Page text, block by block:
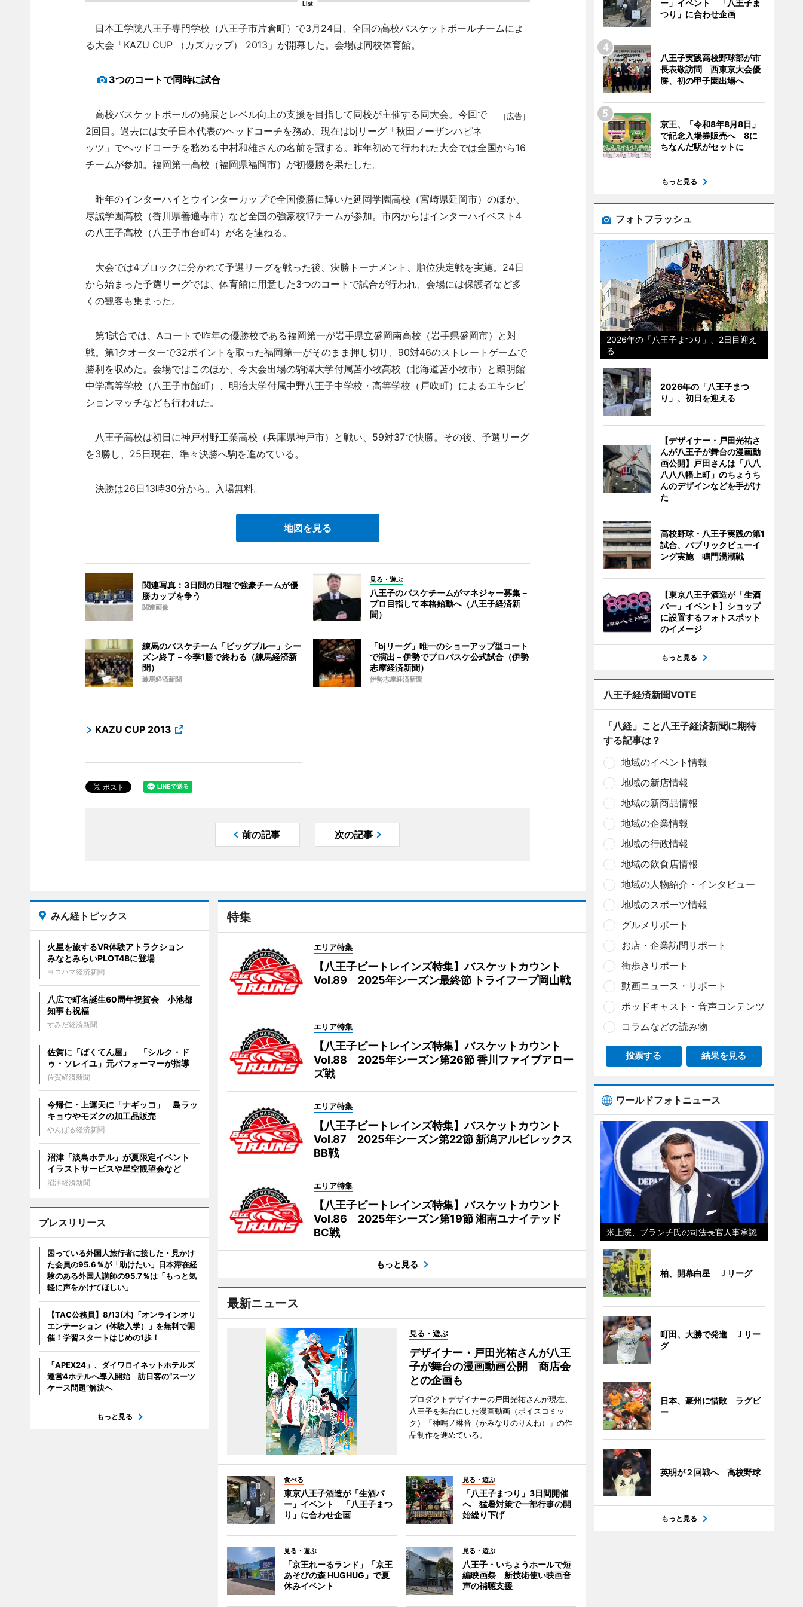
List
日本工学院八王子専門学校（八王子市片倉町）で3月24日、全国の高校バスケットボールチームによ
る大会「KAZU CUP （カズカップ） 2013」が開幕した。会場は同校体育館。
3つのコートで同時に試合
［広告］
高校バスケットボールの発展とレベル向上の支援を目指して同校が主催する同大会。今回で
2回目。過去には女子日本代表のヘッドコーチを務め、現在はbjリーグ「秋田ノーザンハピネ
ッツ」でヘッドコーチを務める中村和雄さんの名前を冠する。昨年初めて行われた大会では全国から16
チームが参加。福岡第一高校（福岡県福岡市）が初優勝を果たした。
昨年のインターハイとウインターカップで全国優勝に輝いた延岡学園高校（宮崎県延岡市）のほか、
尽誠学園高校（香川県善通寺市）など全国の強豪校17チームが参加。市内からはインターハイベスト4
の八王子高校（八王子市台町4）が名を連ねる。
大会では4ブロックに分かれて予選リーグを戦った後、決勝トーナメント、順位決定戦を実施。24日
から始まった予選リーグでは、体育館に用意した3つのコートで試合が行われ、会場には保護者など多
くの観客も集まった。
第1試合では、Aコートで昨年の優勝校である福岡第一が岩手県立盛岡南高校（岩手県盛岡市）と対
戦。第1クオーターで32ポイントを取った福岡第一がそのまま押し切り、90対46のストレートゲームで
勝利を収めた。会場ではこのほか、今大会出場の駒澤大学付属苫小牧高校（北海道苫小牧市）と穎明館
中学高等学校（八王子市館町）、明治大学付属中野八王子中学校・高等学校（戸吹町）によるエキシビ
ションマッチなども行われた。
八王子高校は初日に神戸村野工業高校（兵庫県神戸市）と戦い、59対37で快勝。その後、予選リーグ
を3勝し、25日現在、準々決勝へ駒を進めている。
決勝は26日13時30分から。入場無料。
地図を見る
関連写真：3日間の日程で強豪チームが優
勝カップを争う
関連画像
見る・遊ぶ
八王子のバスケチームがマネジャー募集－
プロ目指して本格始動へ（八王子経済新
聞）
練馬のバスケチーム「ビッグブルー」シー
ズン終了－今季1勝で終わる（練馬経済新
聞）
練馬経済新聞
「bjリーグ」唯一のショーアップ型コート
で演出－伊勢でプロバスケ公式試合（伊勢
志摩経済新聞）
伊勢志摩経済新聞
KAZU CUP 2013
前の記事 次の記事
特集
エリア特集
【八王子ビートレインズ特集】バスケットカウント
Vol.89 2025年シーズン最終節 トライフープ岡山戦
エリア特集
【八王子ビートレインズ特集】バスケットカウント
Vol.88 2025年シーズン第26節 香川ファイブアロー
ズ戦
エリア特集
【八王子ビートレインズ特集】バスケットカウント
Vol.87 2025年シーズン第22節 新潟アルビレックス
BB戦
エリア特集
【八王子ビートレインズ特集】バスケットカウント
Vol.86 2025年シーズン第19節 湘南ユナイテッド
BC戦
もっと見る
最新ニュース
見る・遊ぶ
デザイナー・戸田光祐さんが八王
子が舞台の漫画動画公開 商店会
との企画も
プロダクトデザイナーの戸田光祐さんが現在、
八王子を舞台にした漫画動画（ボイスコミッ
ク）「神鳴ノ琳音（かみなりのりんね）」の作
品制作を進めている。
食べる
東京八王子酒造が「生酒バ
ー」イベント 「八王子まつ
り」に合わせ企画
見る・遊ぶ
「八王子まつり」3日間開催
へ 猛暑対策で一部行事の開
始繰り下げ
見る・遊ぶ
「京王れーるランド」「京王
あそびの森 HUGHUG」で夏
休みイベント
見る・遊ぶ
八王子・いちょうホールで短
編映画祭 新技術使い映画音
声の補聴支援
みん経トピックス
火星を旅するVR体験アトラクション
みなとみらいPLOT48に登場
ヨコハマ経済新聞
八広で町名誕生60周年祝賀会 小池都
知事も祝福
すみだ経済新聞
佐賀に「ばくてん屋」 「シルク・ド
ゥ・ソレイユ」元パフォーマーが指導
佐賀経済新聞
今帰仁・上運天に「ナギッコ」 島ラッ
キョウやモズクの加工品販売
やんばる経済新聞
沼津「淡島ホテル」が夏限定イベント
イラストサービスや星空観望会など
沼津経済新聞
プレスリリース
困っている外国人旅行者に接した・見かけ
た会員の95.6％が「助けたい」日本滞在経
験のある外国人講師の95.7％は「もっと気
軽に声をかけてほしい」
【TAC公務員】8/13(木)「オンラインオリ
エンテーション（体験入学）」を無料で開
催！学習スタートはじめの1歩！
「APEX24」、ダイワロイネットホテルズ
運営4ホテルへ導入開始 訪日客の“スーツ
ケース問題”解決へ
もっと見る
ー」イベント 「八王子ま
つり」に合わせ企画
八王子実践高校野球部が市
長表敬訪問 西東京大会優
勝、初の甲子園出場へ
京王、「令和8年8月8日」
で記念入場券販売へ 8に
ちなんだ駅がセットに
もっと見る
フォトフラッシュ
2026年の「八王子まつり」、2日目迎え
る
2026年の「八王子まつ
り」、初日を迎える
【デザイナー・戸田光祐さ
んが八王子が舞台の漫画動
画公開】戸田さんは「八八
八八八幡上町」のちょうち
んのデザインなどを手がけ
た
高校野球・八王子実践の第1
試合、パブリックビューイ
ング実施 鳴門渦潮戦
【東京八王子酒造が「生酒
バー」イベント】ショップ
に設置するフォトスポット
のイメージ
もっと見る
八王子経済新聞VOTE
「八経」こと八王子経済新聞に期待
する記事は？
地域のイベント情報
地域の新店情報
地域の新商品情報
地域の企業情報
地域の行政情報
地域の飲食店情報
地域の人物紹介・インタビュー
地域のスポーツ情報
グルメリポート
お店・企業訪問リポート
街歩きリポート
動画ニュース・リポート
ポッドキャスト・音声コンテンツ
コラムなどの読み物
投票する 結果を見る
ワールドフォトニュース
米上院、ブランチ氏の司法長官人事承認
柏、開幕白星 Ｊリーグ
町田、大勝で発進 Ｊリー
グ
日本、豪州に惜敗 ラグビ
ー
英明が２回戦へ 高校野球
もっと見る